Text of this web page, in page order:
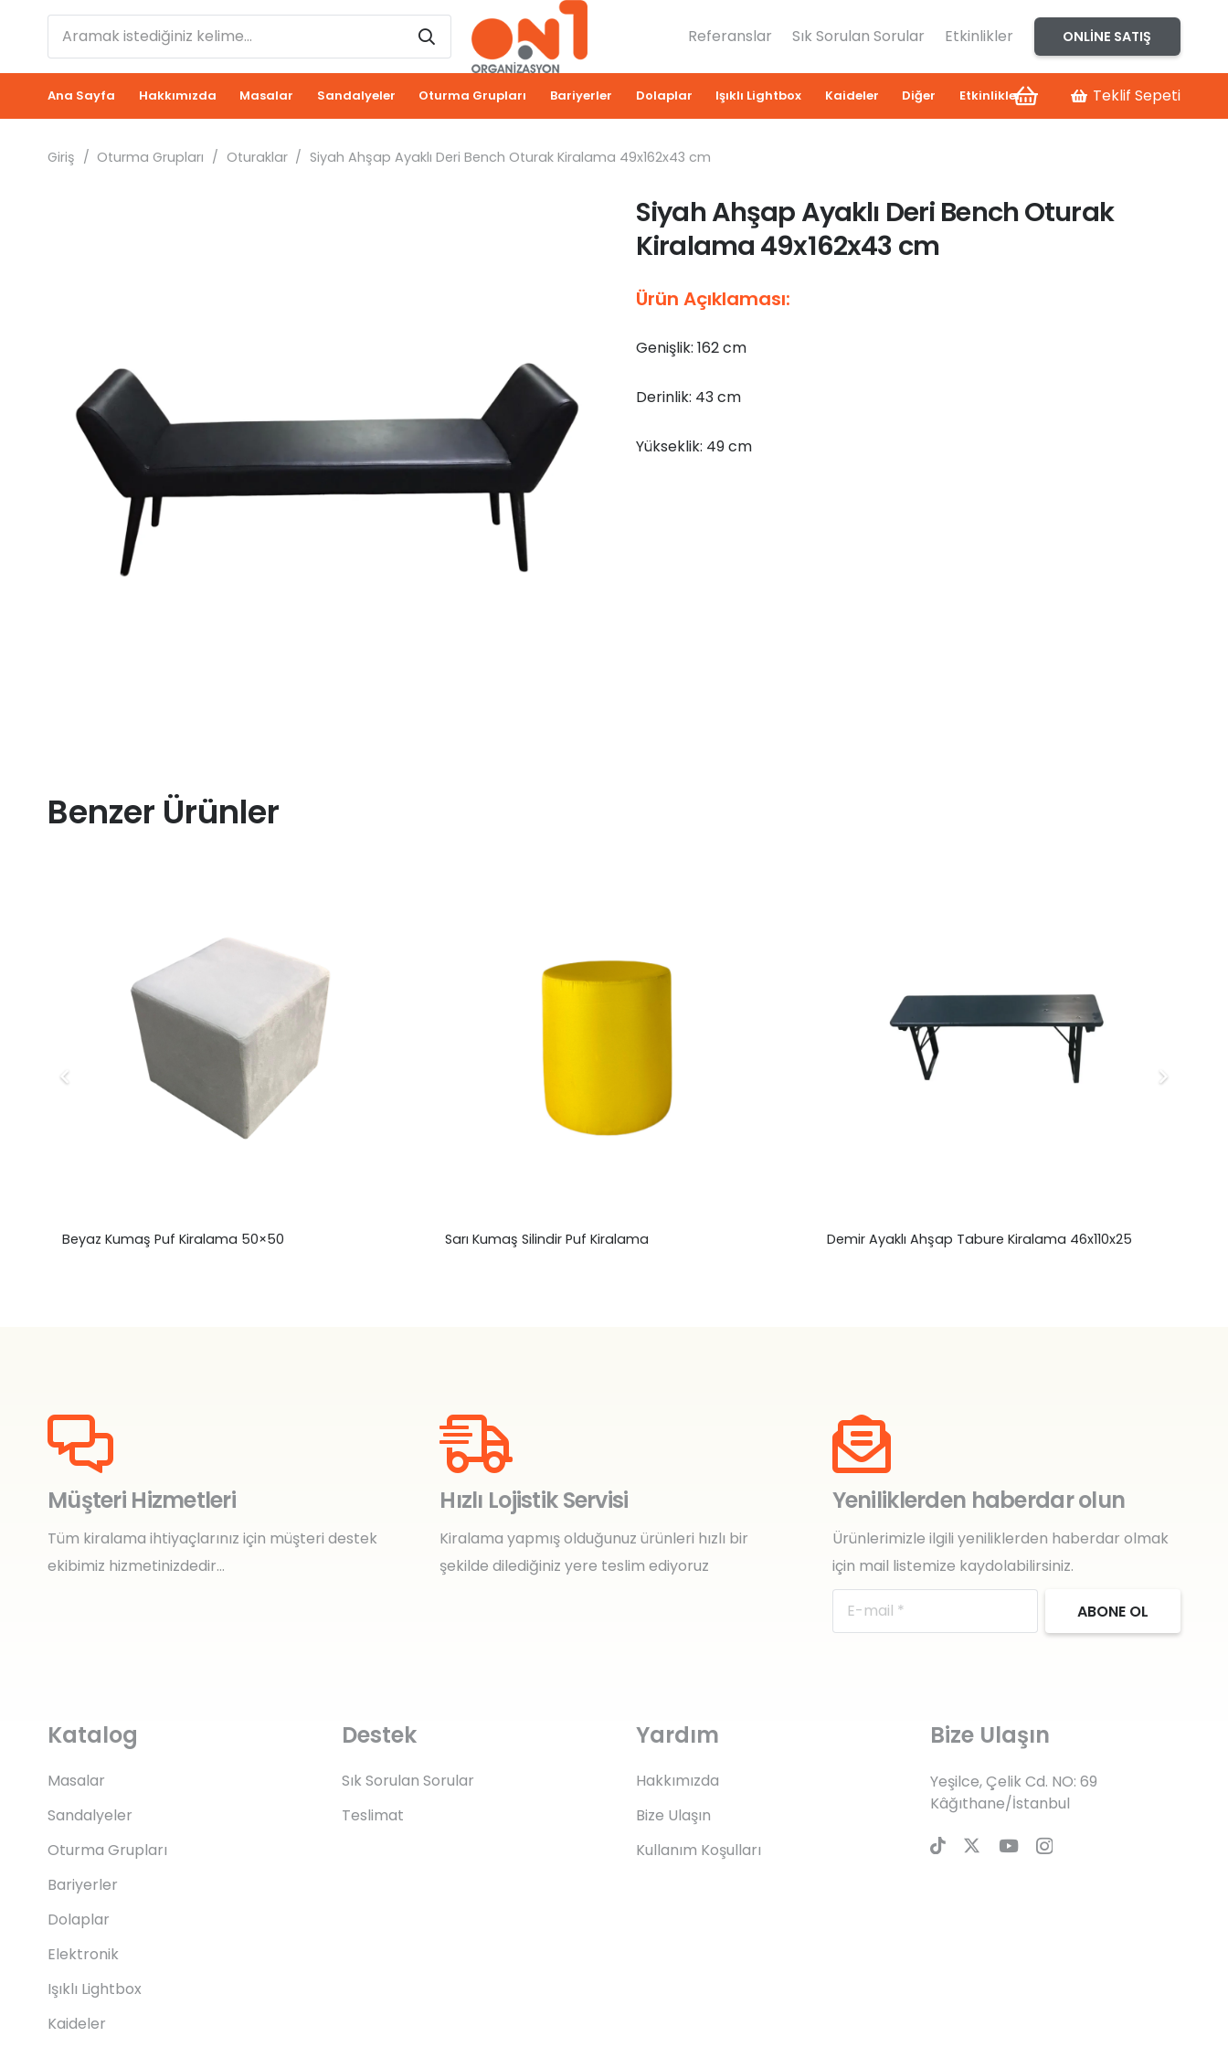
Referanslar Sık Sorulan Sorular Etkinlikler ONLINE SATIŞ
Ana Sayfa Hakkımızda Masalar Sandalyeler Oturma Grupları Bariyerler Dolaplar Işıklı Lightbox Kaideler Diğer Etkinlikler Teklif Sepeti
Giriş / Oturma Grupları / Oturaklar / Siyah Ahşap Ayaklı Deri Bench Oturak Kiralama 49x162x43 cm
Siyah Ahşap Ayaklı Deri Bench Oturak
Kiralama 49x162x43 cm
Ürün Açıklaması:
Genişlik: 162 cm
Derinlik: 43 cm
Yükseklik: 49 cm
Benzer Ürünler
Beyaz Kumaş Puf Kiralama 50×50 Sarı Kumaş Silindir Puf Kiralama Demir Ayaklı Ahşap Tabure Kiralama 46x110x25
Müşteri Hizmetleri
Tüm kiralama ihtiyaçlarınız için müşteri destek
ekibimiz hizmetinizdedir…
Hızlı Lojistik Servisi
Kiralama yapmış olduğunuz ürünleri hızlı bir
şekilde dilediğiniz yere teslim ediyoruz
Yeniliklerden haberdar olun
Ürünlerimizle ilgili yeniliklerden haberdar olmak
için mail listemize kaydolabilirsiniz.
ABONE OL
Katalog
Masalar
Sandalyeler
Oturma Grupları
Bariyerler
Dolaplar
Elektronik
Işıklı Lightbox
Kaideler
Destek
Sık Sorulan Sorular
Teslimat
Yardım
Hakkımızda
Bize Ulaşın
Kullanım Koşulları
Bize Ulaşın
Yeşilce, Çelik Cd. NO: 69
Kâğıthane/İstanbul